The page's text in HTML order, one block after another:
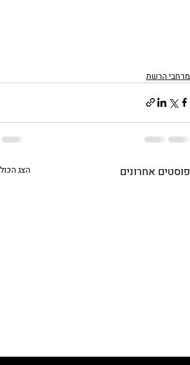
מרחבי הרשת
פוסטים אחרונים הצג הכול